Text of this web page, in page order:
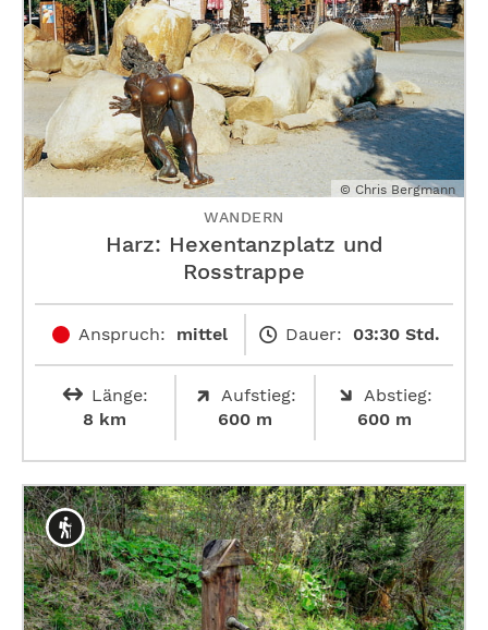
© Chris Bergmann
WANDERN
Harz: Hexentanzplatz und
Rosstrappe
Anspruch: mittel Dauer: 03:30 Std.
Länge:
8 km
Aufstieg:
600 m
Abstieg:
600 m